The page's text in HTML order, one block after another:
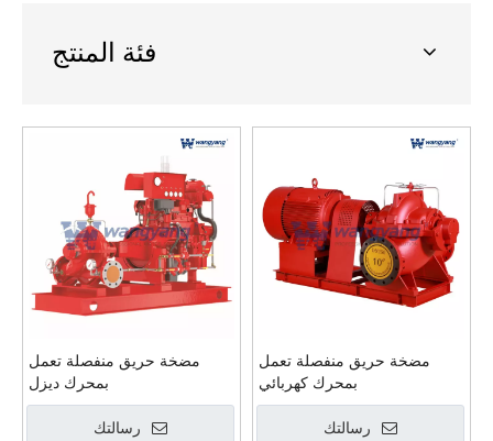
فئة المنتج
مضخة حريق منفصلة تعمل
بمحرك ديزل
رسالتك
مضخة حريق منفصلة تعمل
بمحرك كهربائي
رسالتك